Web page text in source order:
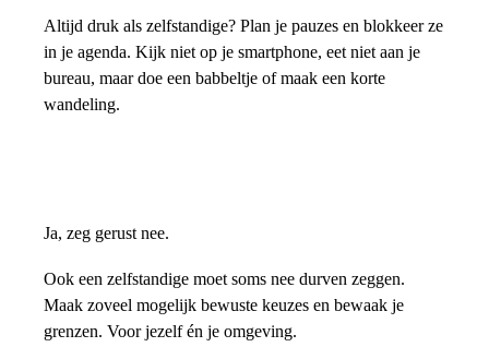
Altijd druk als zelfstandige? Plan je pauzes en blokkeer ze
in je agenda. Kijk niet op je smartphone, eet niet aan je
bureau, maar doe een babbeltje of maak een korte
wandeling.
Ja, zeg gerust nee.
Ook een zelfstandige moet soms nee durven zeggen.
Maak zoveel mogelijk bewuste keuzes en bewaak je
grenzen. Voor jezelf én je omgeving.